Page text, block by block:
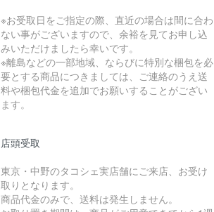
※お受取日をご指定の際、直近の場合は間に合わ
ない事がございますので、余裕を見てお申し込
みいただけましたら幸いです。
※離島などの一部地域、ならびに特別な梱包を必
要とする商品につきましては、ご連絡のうえ送
料や梱包代金を追加でお願いすることがござい
ます。
店頭受取
東京・中野のタコシェ実店舗にご来店、お受け
取りとなります。
商品代金のみで、送料は発生しません。